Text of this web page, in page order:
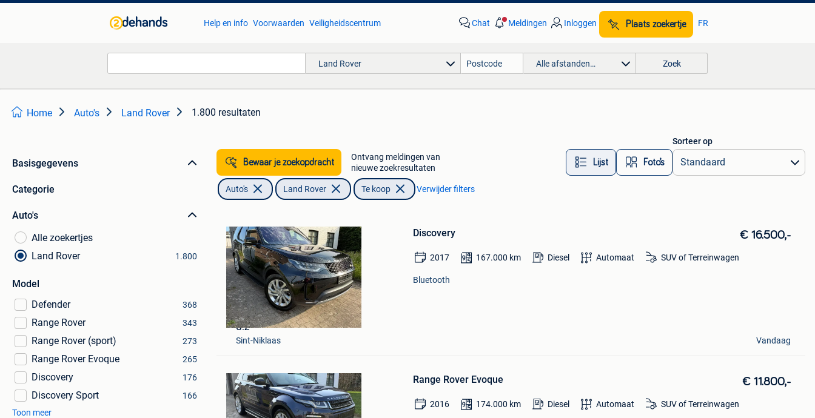
Help en info Voorwaarden Veiligheidscentrum Chat Meldingen Inloggen Plaats zoekertje FR
Land Rover Alle afstanden… Zoek
Home Auto's Land Rover 1.800 resultaten
Basisgegevens
Categorie
Auto's
Alle zoekertjes
Land Rover
1.800
Model
Defender
368
Range Rover 343
Range Rover (sport) 273
Range Rover Evoque 265
Discovery 176
Discovery Sport
166
Toon meer
Bewaar je zoekopdracht
Ontvang meldingen van
nieuwe zoekresultaten
Lijst Foto’s
Sorteer op
Auto's Land Rover Te koop Verwijder filters
Mijn
Favorieten
Discovery € 16.500,-
2017 167.000 km Diesel Automaat SUV of Terreinwagen
Bluetooth
G.Z
Sint-Niklaas
Vandaag
Mijn
Favorieten
Range Rover Evoque € 11.800,-
2016 174.000 km Diesel Automaat SUV of Terreinwagen